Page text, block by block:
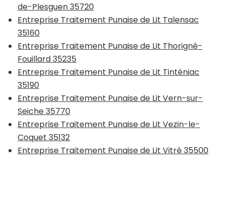
de-Plesguen 35720
Entreprise Traitement Punaise de Lit Talensac
35160
Entreprise Traitement Punaise de Lit Thorigné-
Fouillard 35235
Entreprise Traitement Punaise de Lit Tinténiac
35190
Entreprise Traitement Punaise de Lit Vern-sur-
Seiche 35770
Entreprise Traitement Punaise de Lit Vezin-le-
Coquet 35132
Entreprise Traitement Punaise de Lit Vitré 35500